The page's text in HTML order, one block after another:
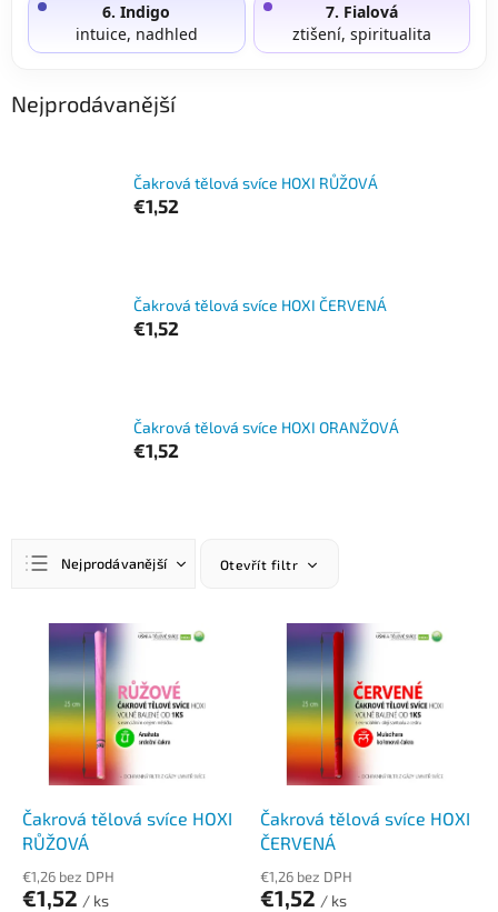
6. Indigo
intuice, nadhled
7. Fialová
ztišení, spiritualita
Nejprodávanější
Čakrová tělová svíce HOXI RŮŽOVÁ
€1,52
Čakrová tělová svíce HOXI ČERVENÁ
€1,52
Čakrová tělová svíce HOXI ORANŽOVÁ
€1,52
Nejprodávanější
Nejdražší
Abecedně
Otevřít filtr
Čakrová tělová svíce HOXI
RŮŽOVÁ
€1,26 bez DPH
€1,52 / ks
Čakrová tělová svíce HOXI
ČERVENÁ
€1,26 bez DPH
€1,52 / ks